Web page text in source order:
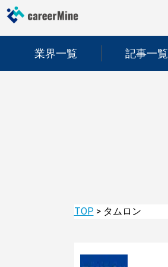
業界一覧 記事一覧
TOP> タムロン